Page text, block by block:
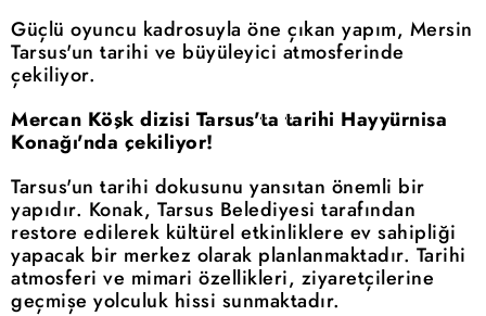
Güçlü oyuncu kadrosuyla öne çıkan yapım, Mersin
Tarsus'un tarihi ve büyüleyici atmosferinde
çekiliyor.
Mercan Köşk dizisi Tarsus'ta tarihi Hayyürnisa
Konağı'nda çekiliyor!
Tarsus'un tarihi dokusunu yansıtan önemli bir
yapıdır. Konak, Tarsus Belediyesi tarafından
restore edilerek kültürel etkinliklere ev sahipliği
yapacak bir merkez olarak planlanmaktadır. Tarihi
atmosferi ve mimari özellikleri, ziyaretçilerine
geçmişe yolculuk hissi sunmaktadır.